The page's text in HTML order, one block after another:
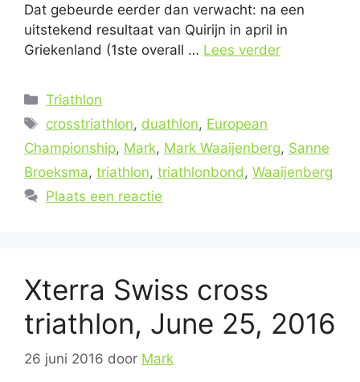
Dat gebeurde eerder dan verwacht: na een
uitstekend resultaat van Quirijn in april in
Griekenland (1ste overall … Lees verder
Categorieën
Triathlon
Tags
crosstriathlon, duathlon, European
Championship, Mark, Mark Waaijenberg, Sanne
Broeksma, triathlon, triathlonbond , Waaijenberg
Plaats een reactie
Xterra Swiss cross
triathlon, June 25, 2016
26 juni 2016 door Mark